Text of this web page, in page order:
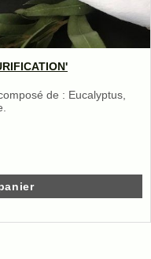
de : Eucalyptus,